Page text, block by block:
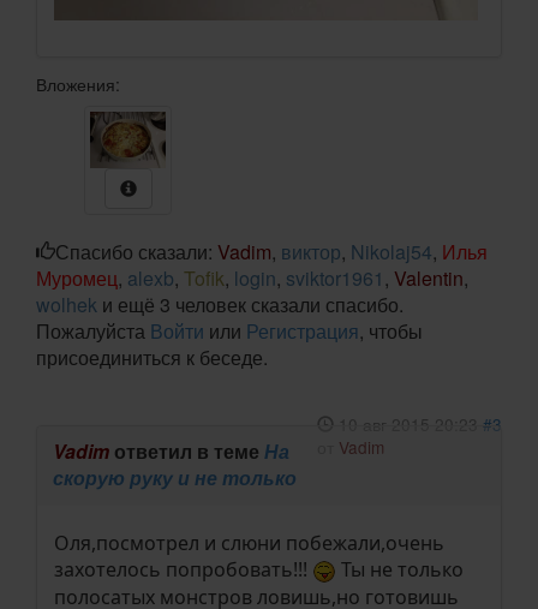
Вложения:
Спасибо сказали: Vadim, виктор, Nikolaj54, Илья
Муромец, alexb, Tofik, login, sviktor1961 , Valentin,
wolhek и ещё 3 человек сказали спасибо.
Пожалуйста Войти или Регистрация, чтобы
присоединиться к беседе.
10 авг 2015 20:23 #3
Vadim
Vadim ответил в теме На
скорую руку и не только
Оля,посмотрел и слюни побежали,очень
захотелось попробовать!!!
Ты не только
полосатых монстров ловишь,но готовишь